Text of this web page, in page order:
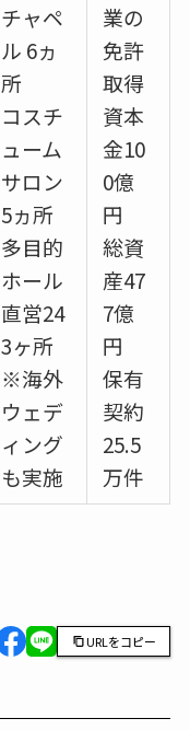
チャペ
ル 6ヵ
所
コスチ
ューム
サロン
5ヵ所
多目的
ホール
直営24
3ヶ所
※海外
ウェデ
ィング
も実施
業の
免許
取得
資本
金10
0億
円
総資
産47
7億
円
保有
契約
25.5
万件
URLをコピー